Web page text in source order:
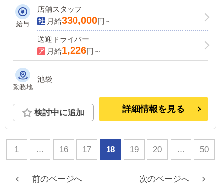
給与
店舗スタッフ
月給330,000円～
送迎ドライバー
月給1,226円～
勤務地
池袋
検討中に追加 詳細情報を見る
1 … 16 17 18 19 20 … 50
前のページへ 次のページへ